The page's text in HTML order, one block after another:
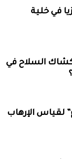
في خلية
السلاح في
لقياس الإرهاب